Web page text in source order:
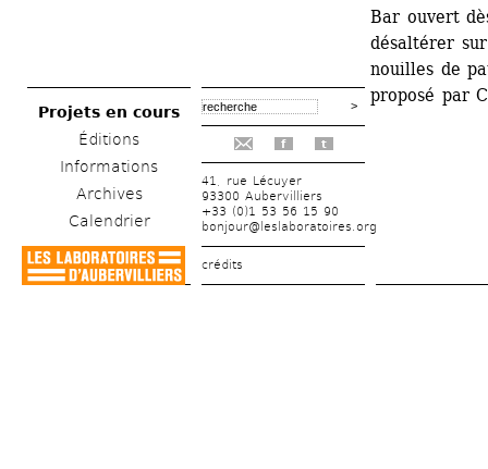
Projets en cours
Éditions
Informations
Archives
Calendrier
f t
41, rue Lécuyer
93300 Aubervilliers
+33 (0)1 53 56 15 90
bonjour@leslaboratoires.org
crédits
Bar ouvert
désaltérer
nouilles de
proposé par